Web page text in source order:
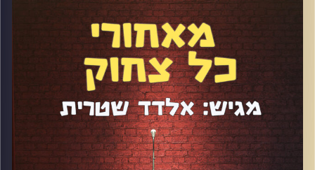
הפער בין האיש העצבני על הבמה לאיש הנינוח והחביב בחדר
אמנים הוא גדול וזה היה אחד הנושאים שדיברנו עליהם הכי
הרבה בפרק. דיברנו גם על ההצלחה של הסרטונים שלו ברשת
ועל איך שהוא תופס את אמנות הסטנדאפ, כותב ולא מפסיק
קרדיט תמונות:אלדד שטרית